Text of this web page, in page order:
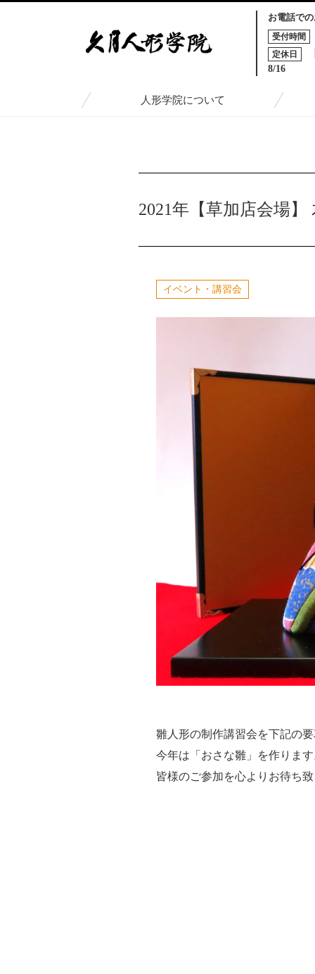
お電話で
受付時間
定休日
8/16
人形学院について
トピックス一覧 2021年【草加店会場】 木目
2021年【草加店会場
イベント・講習会
雛人形の制作講習会を下記の
今年は「おさな雛」を作りま
皆様のご参加を心よりお待ち